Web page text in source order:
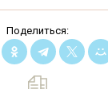
Поделиться: